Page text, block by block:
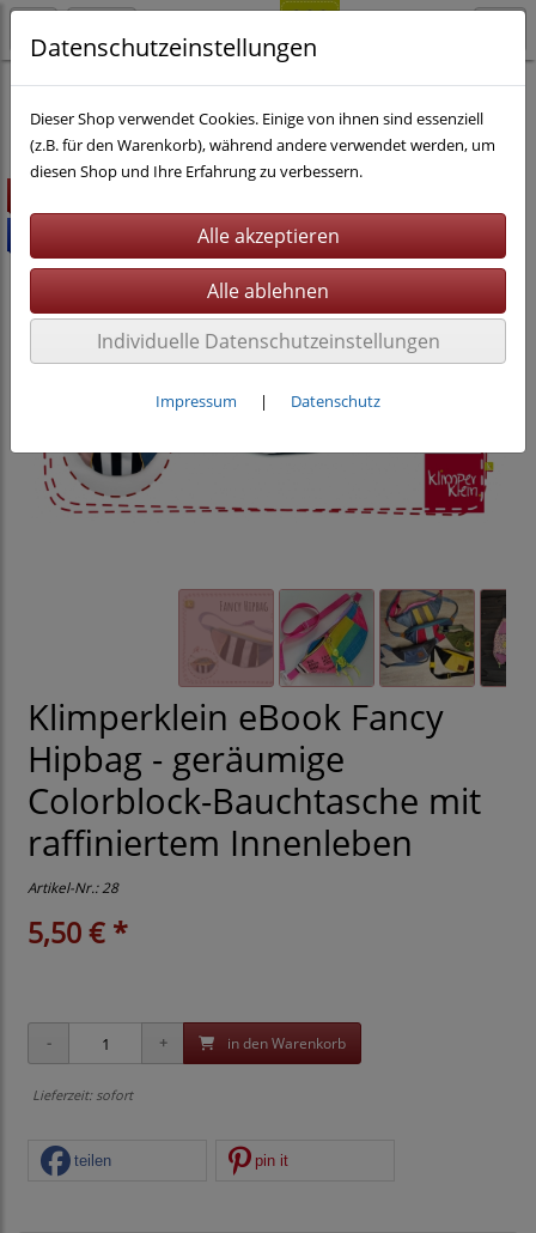
Nähen eBooks
Klimperklein eBook Fancy
Hipbag - geräumige
Colorblock-Bauchtasche mit
raffiniertem Innenleben
Artikel-Nr.:28
5,50 € *
in den Warenkorb
Lieferzeit: sofort
teilen pin it
Datenschutzeinstellungen
Dieser Shop verwendet Cookies. Einige von ihnen sind essenziell
(z.B. für den Warenkorb), während andere verwendet werden, um
diesen Shop und Ihre Erfahrung zu verbessern.
Individuelle Datenschutzeinstellungen
Impressum | Datenschutz